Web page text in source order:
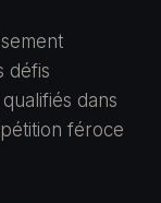
défis
dans
féroce